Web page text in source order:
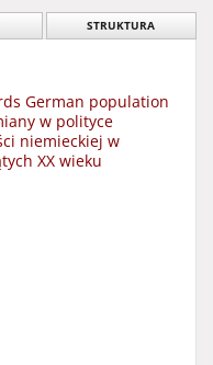
STRUKTURA
German population
w polityce
niemieckiej w
XX wieku